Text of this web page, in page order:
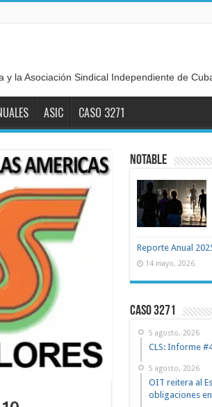
la Asociación Sindical Independiente de
ASIC CASO 3271
NOTABLE
Reporte Anual
14 mayo, 2026
Caso 3271
5 agosto, 2026
CLS: Informe
5 agosto, 2026
OIT reitera al
obligaciones